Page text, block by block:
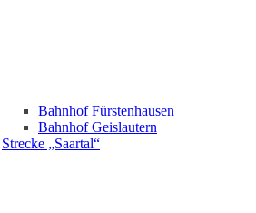
Bahnhof Fürstenhausen
Bahnhof Geislautern
Strecke „Saartal“